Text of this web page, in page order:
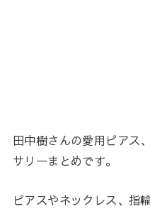
田中樹さんの愛用ピアス
サリーまとめです。
ピアスやネックレス、指